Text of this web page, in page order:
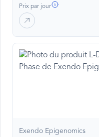
Prix par jour
Exendo Epigenomics